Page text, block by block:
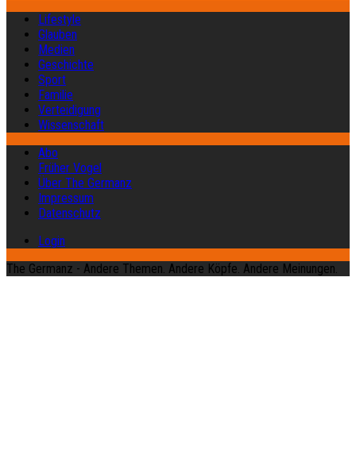
Lifestyle
Glauben
Medien
Geschichte
Sport
Familie
Verteidigung
Wissenschaft
Abo
Früher Vogel
Über The Germanz
Impressum
Datenschutz
Login
The Germanz - Andere Themen. Andere Köpfe. Andere Meinungen.